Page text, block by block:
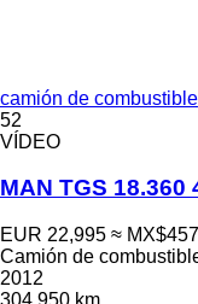
camión de combustible
52
VÍDEO
MAN TGS 18.360
EUR 22,995 ≈
Camión de
2012
304,950 km